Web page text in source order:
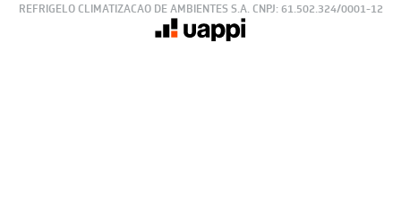
REFRIGELO CLIMATIZACAO DE AMBIENTES S.A. CNPJ: 61.502.324/0001-12